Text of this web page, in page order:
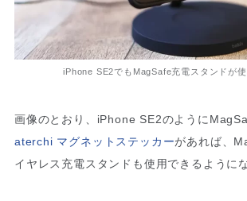
iPhone SE2でもMagSafe充電スタンドが
画像のとおり、iPhone SE2のように
aterchi マグネットステッカーがあれば、
イヤレス充電スタンドも使用できるように